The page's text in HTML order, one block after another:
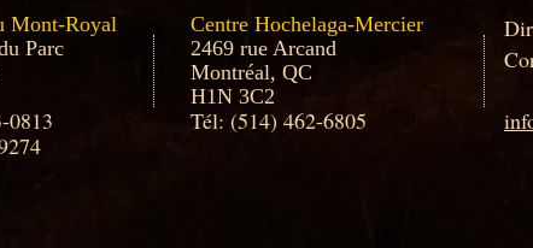
Mont-Royal
Parc
0813
Centre Hochelaga-Mercier
2469 rue Arcand
Montréal, QC
H1N 3C2
Tél: (514) 462-6805